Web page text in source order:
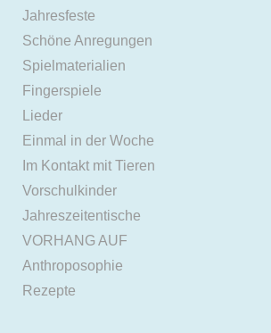
Jahresfeste
Schöne Anregungen
Spielmaterialien
Fingerspiele
Lieder
Einmal in der Woche
Im Kontakt mit Tieren
Vorschulkinder
Jahreszeitentische
VORHANG AUF
Anthroposophie
Rezepte